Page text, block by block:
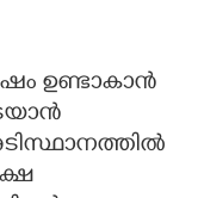
ഉണ്ടാകാൻ